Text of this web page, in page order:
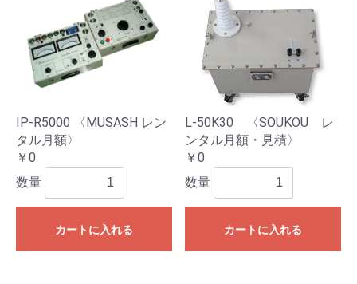
IP-R5000 〈MUSASH レン
タル月額〉
￥0
数量
カートに入れる
L-50K30 〈SOUKOU レ
ンタル月額・見積〉
￥0
数量
カートに入れる